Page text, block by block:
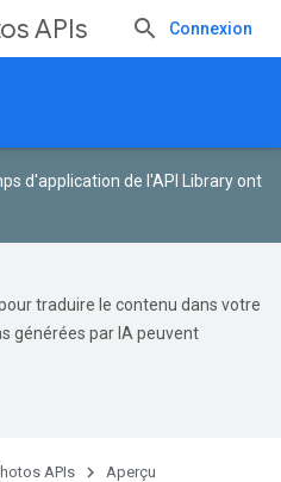
APIs Connexion
d'application de l'API Library ont
traduire le contenu dans votre
générées par IA peuvent
APIs Aperçu